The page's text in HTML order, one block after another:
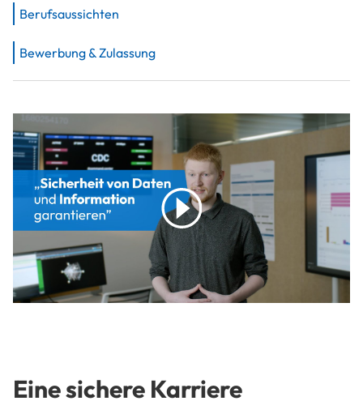
Berufsaussichten
Bewerbung & Zulassung
play
Eine sichere Karriere